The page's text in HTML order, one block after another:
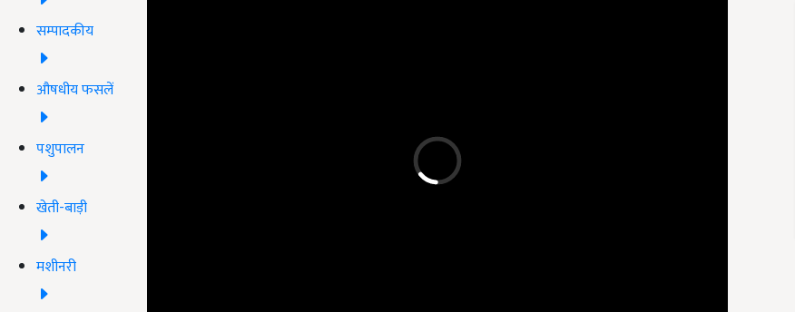
सम्पादकीय
औषधीय फसलें
पशुपालन
खेती-बाड़ी
मशीनरी